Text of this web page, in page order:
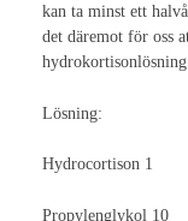
Nationell
kan ta minst ett
det däremot för oss
Lösning:
Hydrocortison 1
Propylenglykol 10